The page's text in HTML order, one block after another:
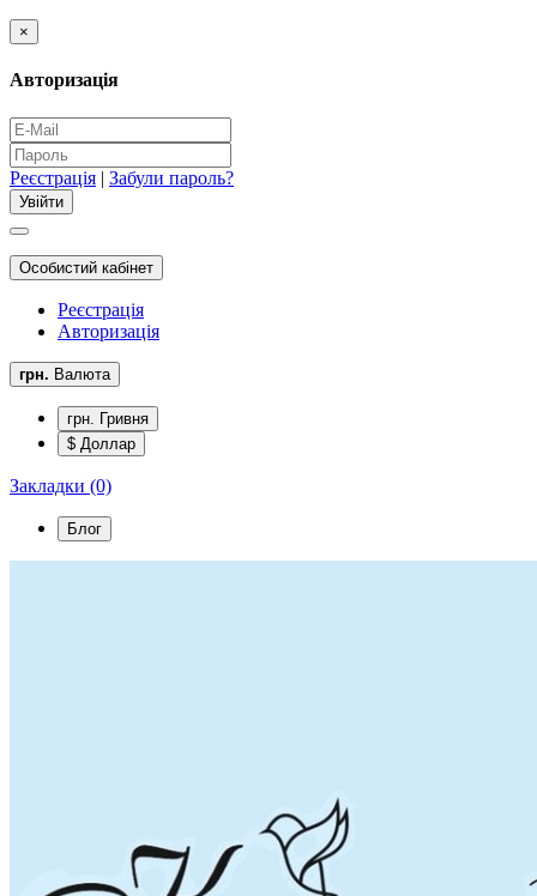
×
Авторизація
Реєстрація | Забули пароль?
Особистий кабінет
Реєстрація
Авторизація
грн. Валюта
грн. Гривня
$ Доллар
Закладки (0)
Блог